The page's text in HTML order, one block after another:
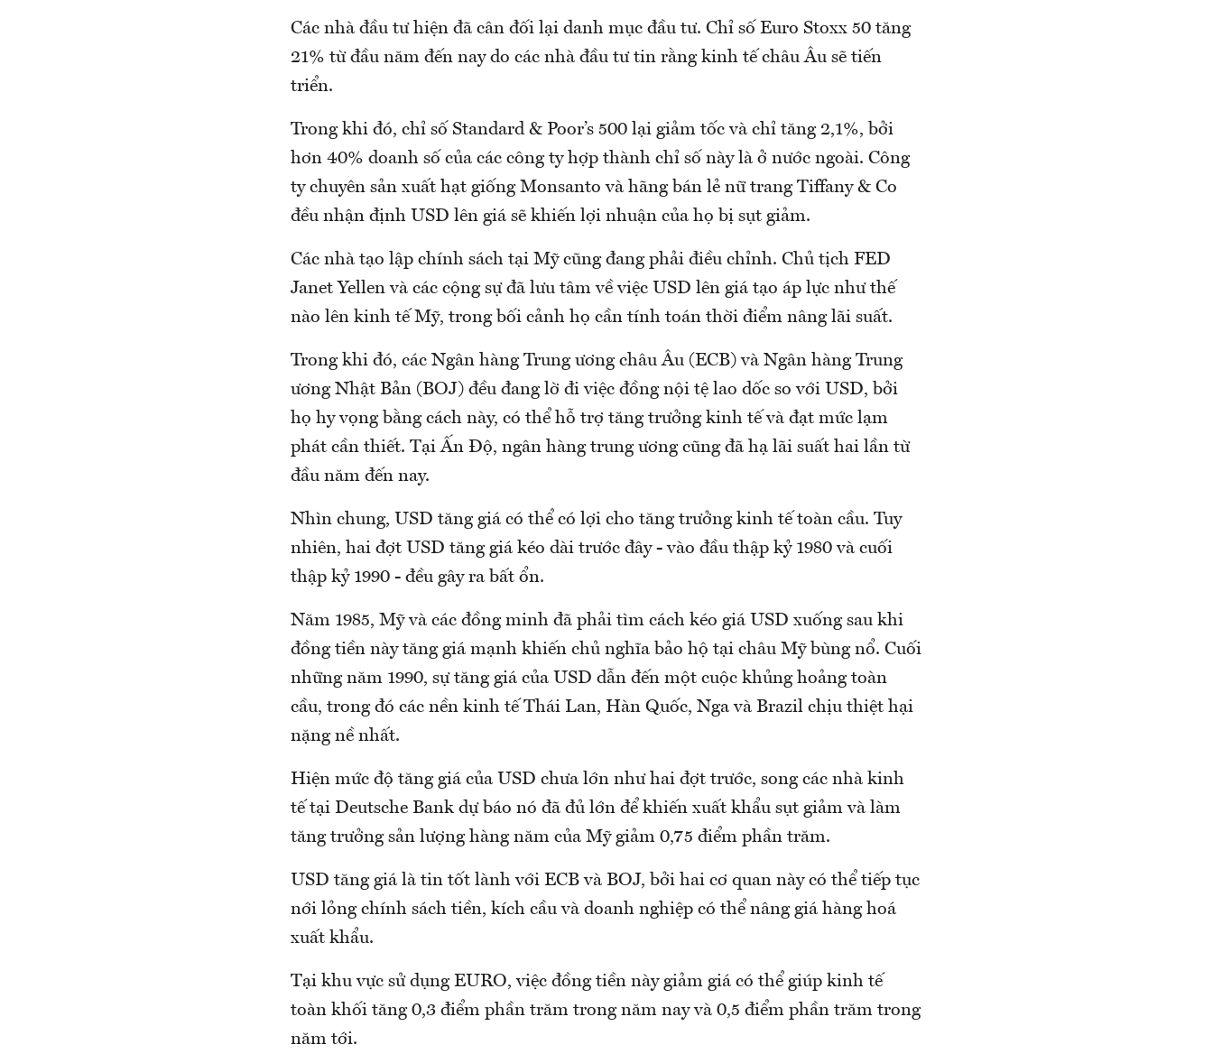
Các nhà đầu tư hiện đã cân đối lại danh mục đầu tư. Chỉ số Euro Stoxx 50 tăng
21% từ đầu năm đến nay do các nhà đầu tư tin rằng kinh tế châu Âu sẽ tiến
triển.
Trong khi đó, chỉ số Standard & Poor’s 500 lại giảm tốc và chỉ tăng 2,1%, bởi
hơn 40% doanh số của các công ty hợp thành chỉ số này là ở nước ngoài. Công
ty chuyên sản xuất hạt giống Monsanto và hãng bán lẻ nữ trang Tiffany & Co
đều nhận định USD lên giá sẽ khiến lợi nhuận của họ bị sụt giảm.
Các nhà tạo lập chính sách tại Mỹ cũng đang phải điều chỉnh. Chủ tịch FED
Janet Yellen và các cộng sự đã lưu tâm về việc USD lên giá tạo áp lực như thế
nào lên kinh tế Mỹ, trong bối cảnh họ cần tính toán thời điểm nâng lãi suất.
Trong khi đó, các Ngân hàng Trung ương châu Âu (ECB) và Ngân hàng Trung
ương Nhật Bản (BOJ) đều đang lờ đi việc đồng nội tệ lao dốc so với USD, bởi
họ hy vọng bằng cách này, có thể hỗ trợ tăng trưởng kinh tế và đạt mức lạm
phát cần thiết. Tại Ấn Độ, ngân hàng trung ương cũng đã hạ lãi suất hai lần từ
đầu năm đến nay.
Nhìn chung, USD tăng giá có thể có lợi cho tăng trưởng kinh tế toàn cầu. Tuy
nhiên, hai đợt USD tăng giá kéo dài trước đây - vào đầu thập kỷ 1980 và cuối
thập kỷ 1990 - đều gây ra bất ổn.
Năm 1985, Mỹ và các đồng minh đã phải tìm cách kéo giá USD xuống sau khi
đồng tiền này tăng giá mạnh khiến chủ nghĩa bảo hộ tại châu Mỹ bùng nổ. Cuối
những năm 1990, sự tăng giá của USD dẫn đến một cuộc khủng hoảng toàn
cầu, trong đó các nền kinh tế Thái Lan, Hàn Quốc, Nga và Brazil chịu thiệt hại
nặng nề nhất.
Hiện mức độ tăng giá của USD chưa lớn như hai đợt trước, song các nhà kinh
tế tại Deutsche Bank dự báo nó đã đủ lớn để khiến xuất khẩu sụt giảm và làm
tăng trưởng sản lượng hàng năm của Mỹ giảm 0,75 điểm phần trăm.
USD tăng giá là tin tốt lành với ECB và BOJ, bởi hai cơ quan này có thể tiếp tục
nới lỏng chính sách tiền, kích cầu và doanh nghiệp có thể nâng giá hàng hoá
xuất khẩu.
Tại khu vực sử dụng EURO, việc đồng tiền này giảm giá có thể giúp kinh tế
toàn khối tăng 0,3 điểm phần trăm trong năm nay và 0,5 điểm phần trăm trong
năm tới.